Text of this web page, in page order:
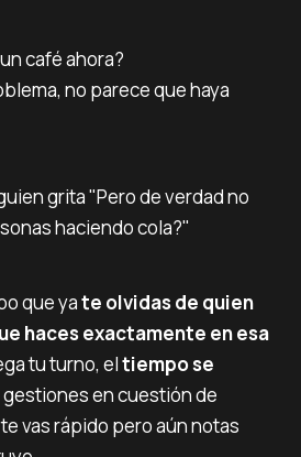
café ahora?‌‌
no parece que haya
grita "Pero de verdad no
haciendo cola?"
que yate olvidas de quien
haces exactamente en esa
tu turno, eltiempo se
gestiones en cuestión de
vas rápido pero aún notas